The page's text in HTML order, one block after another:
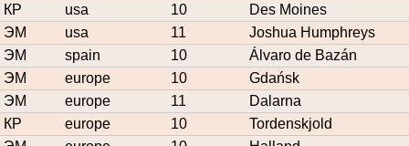
КР
usa 10
Des Moines
ЭМ
usa 11
Joshua Humphreys
ЭМ
spain 10
Álvaro de Bazán
ЭМ
europe 10
Gdańsk
ЭМ
europe 11
Dalarna
КР
europe 10
Tordenskjold